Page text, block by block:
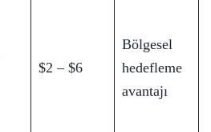
$2 – $6
Bölgesel
hedefleme
avantajı